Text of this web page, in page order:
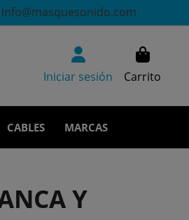
info@masquesonido.com
Iniciar sesión Carrito
CABLES MARCAS
Y